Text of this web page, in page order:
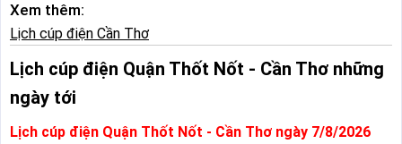
Xem thêm:
Lịch cúp điện Cần Thơ
Lịch cúp điện Quận Thốt Nốt - Cần Thơ những
ngày tới
Lịch cúp điện Quận Thốt Nốt - Cần Thơ ngày 7/8/2026